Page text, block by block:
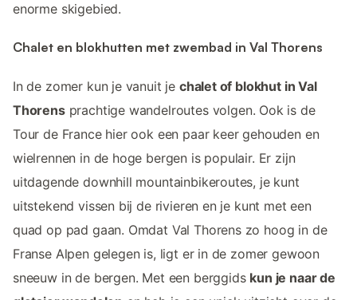
enorme skigebied.
Chalet en blokhutten met zwembad in Val Thorens
In de zomer kun je vanuit je chalet of blokhut in Val
Thorensprachtige wandelroutes volgen. Ook is de
Tour de France hier ook een paar keer gehouden en
wielrennen in de hoge bergen is populair. Er zijn
uitdagende downhill mountainbikeroutes, je kunt
uitstekend vissen bij de rivieren en je kunt met een
quad op pad gaan. Omdat Val Thorens zo hoog in de
Franse Alpen gelegen is, ligt er in de zomer gewoon
sneeuw in de bergen. Met een berggids kun je naar de